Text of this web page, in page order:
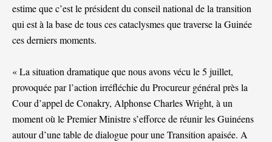
estime que c’est le président du conseil national de la transition
qui est à la base de tous ces cataclysmes que traverse la Guinée
ces derniers moments.
« La situation dramatique que nous avons vécu le 5 juillet,
provoquée par l’action irréfléchie du Procureur général près la
Cour d’appel de Conakry, Alphonse Charles Wright, à un
moment où le Premier Ministre s’efforce de réunir les Guinéens
autour d’une table de dialogue pour une Transition apaisée. A